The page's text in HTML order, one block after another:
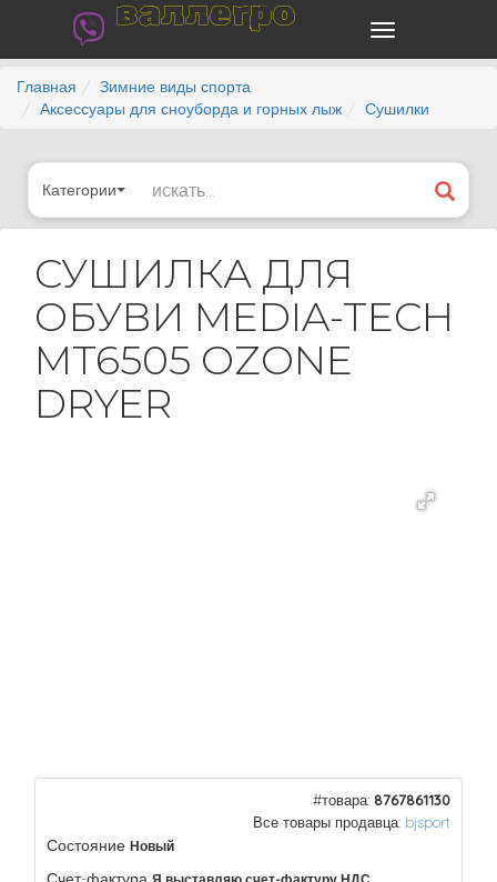
валлегро
Главная
Зимние виды спорта
Аксессуары для сноуборда и горных лыж
Сушилки
Категории
СУШИЛКА ДЛЯ
ОБУВИ MEDIA-TECH
MT6505 OZONE
DRYER
#товара: 8767861130
Все товары продавца: bjsport
Состояние Новый